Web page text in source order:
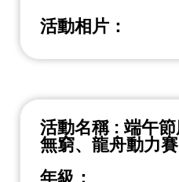
活動相片：
活動名稱 : 端午
無窮、龍舟動力賽
年級：